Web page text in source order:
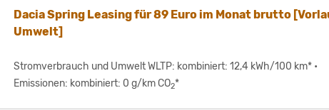
Dacia Spring Leasing für 89 Euro im Monat brutto
Umwelt]
Stromverbrauch und Umwelt WLTP: kombiniert: 12,4 kWh/100 km* •
Emissionen: kombiniert: 0 g/km CO2*